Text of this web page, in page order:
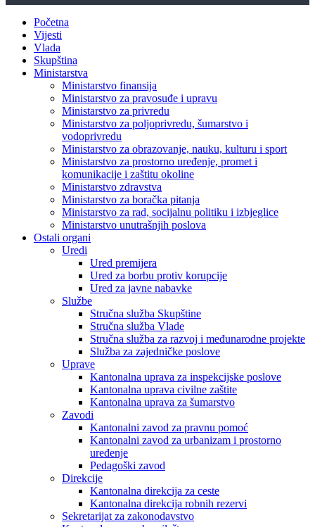
Početna
Vijesti
Vlada
Skupština
Ministarstva
Ministarstvo finansija
Ministarstvo za pravosuđe i upravu
Ministarstvo za privredu
Ministarstvo za poljoprivredu, šumarstvo i
vodoprivredu
Ministarstvo za obrazovanje, nauku, kulturu i sport
Ministarstvo za prostorno uređenje, promet i
komunikacije i zaštitu okoline
Ministarstvo zdravstva
Ministarstvo za boračka pitanja
Ministarstvo za rad, socijalnu politiku i izbjeglice
Ministarstvo unutrašnjih poslova
Ostali organi
Uredi
Ured premijera
Ured za borbu protiv korupcije
Ured za javne nabavke
Službe
Stručna služba Skupštine
Stručna služba Vlade
Stručna služba za razvoj i međunarodne projekte
Služba za zajedničke poslove
Uprave
Kantonalna uprava za inspekcijske poslove
Kantonalna uprava civilne zaštite
Kantonalna uprava za šumarstvo
Zavodi
Kantonalni zavod za pravnu pomoć
Kantonalni zavod za urbanizam i prostorno
uređenje
Pedagoški zavod
Direkcije
Kantonalna direkcija za ceste
Kantonalna direkcija robnih rezervi
Sekretarijat za zakonodavstvo